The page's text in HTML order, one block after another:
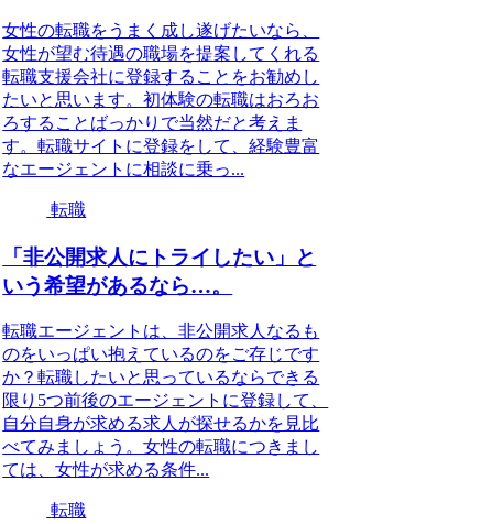
女性の転職をうまく成し遂げたいなら、
女性が望む待遇の職場を提案してくれる
転職支援会社に登録することをお勧めし
たいと思います。初体験の転職はおろお
ろすることばっかりで当然だと考えま
す。転職サイトに登録をして、経験豊富
なエージェントに相談に乗っ...
転職
「非公開求人にトライしたい」と
いう希望があるなら…。
転職エージェントは、非公開求人なるも
のをいっぱい抱えているのをご存じです
か？転職したいと思っているならできる
限り5つ前後のエージェントに登録して、
自分自身が求める求人が探せるかを見比
べてみましょう。女性の転職につきまし
ては、女性が求める条件...
転職